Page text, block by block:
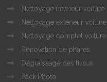
Nettoyage intérieur voiture
Nettoyage extérieur voiture
Nettoyage complet voiture
Rénovation de phares
Dégraissage des tissus
Pack Photo